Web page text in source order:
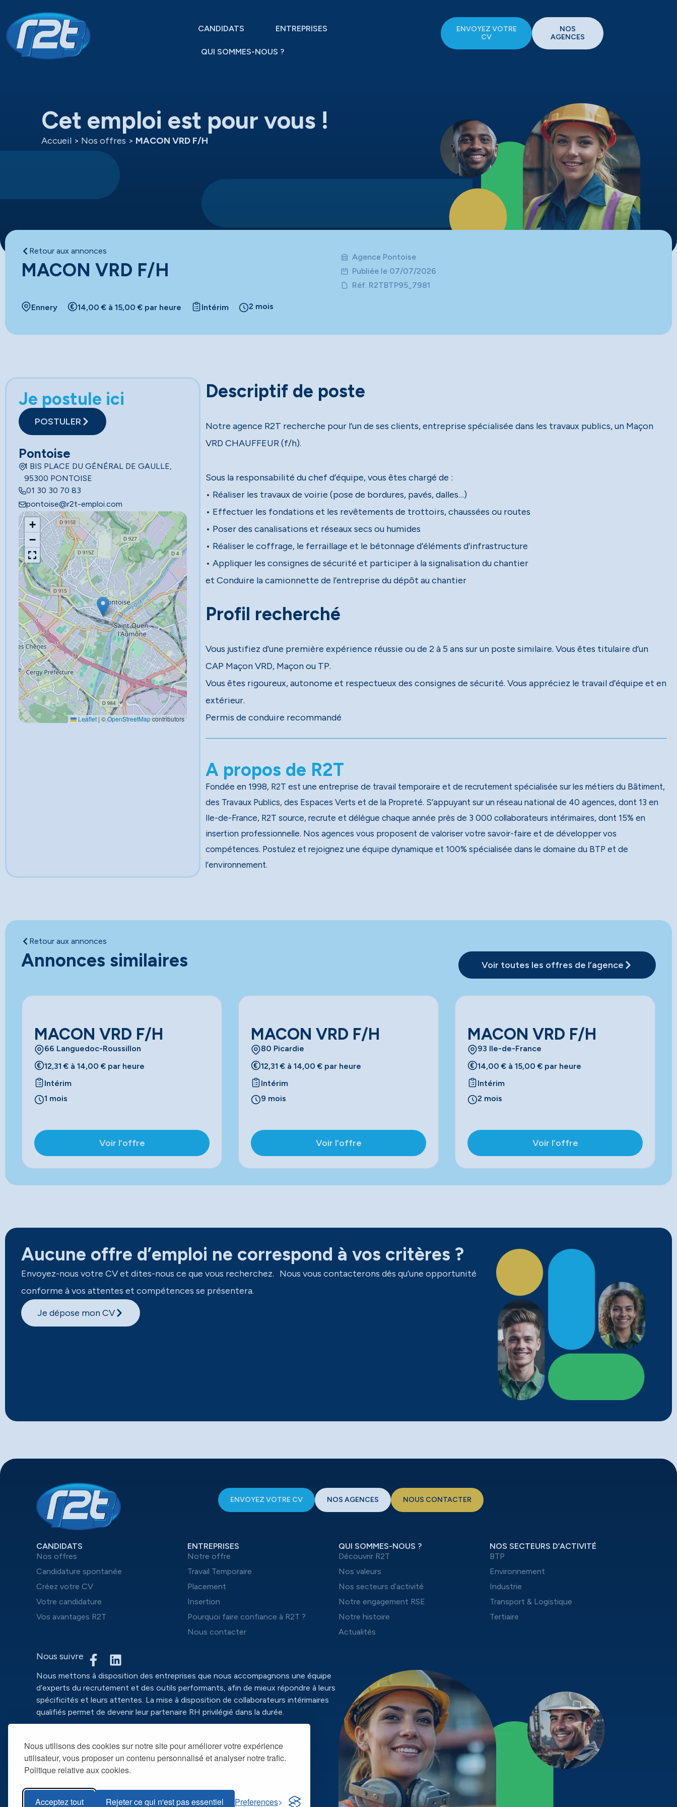
Nous utilisons des cookies sur notre site pour améliorer votre expérience
utilisateur, vous proposer un contenu personnalisé et analyser notre trafic.
Politique relative aux cookies.
Acceptez tout Rejeter ce qui n'est pas essentiel Preferences
CANDIDATS ENTREPRISES
QUI SOMMES-NOUS ?
ENVOYEZ VOTRE
CV
NOS
AGENCES
Cet emploi est pour vous !
Accueil > Nos offres > MACON VRD F/H
Retour aux annonces
MACON VRD F/H
Agence Pontoise
Publiée le 07/07/2026
Réf. R2TBTP95_7981
Ennery 14,00 € à 15,00 € par heure Intérim 2 mois
Je postule ici
POSTULER
Pontoise
1 BIS PLACE DU GÉNÉRAL DE GAULLE,
95300 PONTOISE
01 30 30 70 83
pontoise@r2t-emploi.com
+
−
Leaflet | ©OpenStreetMapcontributors
Descriptif de poste
Notre agence R2T recherche pour l’un de ses clients, entreprise spécialisée dans les travaux publics, un Maçon
VRD CHAUFFEUR (f/h).
Sous la responsabilité du chef d’équipe, vous êtes chargé de :
• Réaliser les travaux de voirie (pose de bordures, pavés, dalles…)
• Effectuer les fondations et les revêtements de trottoirs, chaussées ou routes
• Poser des canalisations et réseaux secs ou humides
• Réaliser le coffrage, le ferraillage et le bétonnage d’éléments d’infrastructure
• Appliquer les consignes de sécurité et participer à la signalisation du chantier
et Conduire la camionnette de l’entreprise du dépôt au chantier
Profil recherché
Vous justifiez d’une première expérience réussie ou de 2 à 5 ans sur un poste similaire. Vous êtes titulaire d’un
CAP Maçon VRD, Maçon ou TP.
Vous êtes rigoureux, autonome et respectueux des consignes de sécurité. Vous appréciez le travail d’équipe et en
extérieur.
Permis de conduire recommandé
A propos de R2T
Fondée en 1998, R2T est une entreprise de travail temporaire et de recrutement spécialisée sur les métiers du Bâtiment,
des Travaux Publics, des Espaces Verts et de la Propreté. S’appuyant sur un réseau national de 40 agences, dont 13 en
Ile-de-France, R2T source, recrute et délègue chaque année près de 3 000 collaborateurs intérimaires, dont 15% en
insertion professionnelle. Nos agences vous proposent de valoriser votre savoir-faire et de développer vos
compétences. Postulez et rejoignez une équipe dynamique et 100% spécialisée dans le domaine du BTP et de
l’environnement.
Retour aux annonces
Annonces similaires Voir toutes les offres de l’agence
MACON VRD F/H
66 Languedoc-Roussillon
12,31 € à 14,00 € par heure
Intérim
1 mois
Voir l’offre
MACON VRD F/H
80 Picardie
12,31 € à 14,00 € par heure
Intérim
9 mois
Voir l’offre
MACON VRD F/H
93 Ile-de-France
14,00 € à 15,00 € par heure
Intérim
2 mois
Voir l’offre
Aucune offre d’emploi ne correspond à vos critères ?
Envoyez-nous votre CV et dites-nous ce que vous recherchez. Nous vous contacterons dès qu’une opportunité
conforme à vos attentes et compétences se présentera.
Je dépose mon CV
ENVOYEZ VOTRE CV NOS AGENCES NOUS CONTACTER
CANDIDATS
Nos offres
Candidature spontanée
Créez votre CV
Votre candidature
Vos avantages R2T
ENTREPRISES
Notre offre
Travail Temporaire
Placement
Insertion
Pourquoi faire confiance à R2T ?
Nous contacter
QUI SOMMES-NOUS ?
Découvrir R2T
Nos valeurs
Nos secteurs d’activité
Notre engagement RSE
Notre histoire
Actualités
NOS SECTEURS D’ACTIVITÉ
BTP
Environnement
Industrie
Transport & Logistique
Tertiaire
Nous suivre
Nous mettons à disposition des entreprises que nous accompagnons une équipe
d’experts du recrutement et des outils performants, afin de mieux répondre à leurs
spécificités et leurs attentes. La mise à disposition de collaborateurs intérimaires
qualifiés permet de devenir leur partenaire RH privilégié dans la durée.